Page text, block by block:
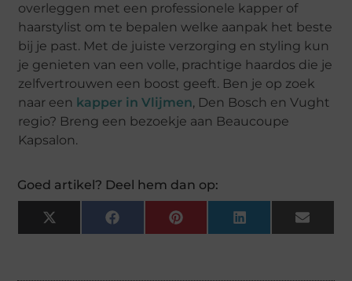
overleggen met een professionele kapper of
haarstylist om te bepalen welke aanpak het beste
bij je past. Met de juiste verzorging en styling kun
je genieten van een volle, prachtige haardos die je
zelfvertrouwen een boost geeft. Ben je op zoek
naar een kapper in Vlijmen, Den Bosch en Vught
regio? Breng een bezoekje aan Beaucoupe
Kapsalon.
Goed artikel? Deel hem dan op:
X
(Twitter)
FacebookPinterestLinkedInEmail